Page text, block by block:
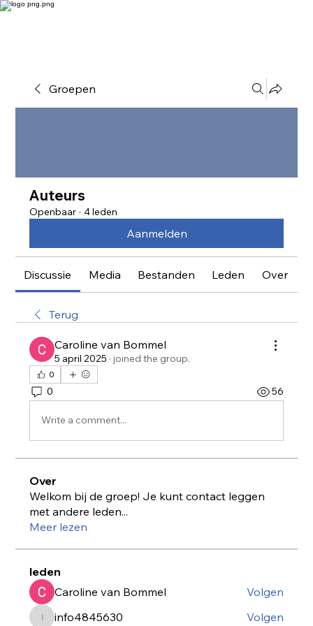
Groepen
Auteurs
Openbaar · 4 leden
Aanmelden
Discussie Media Bestanden Leden Over
Terug
Caroline van Bommel
5 april 2025 ·joined the group.
0
0 56
Write a comment...
Over
Welkom bij de groep! Je kunt contact leggen
met andere leden...
Meer lezen
leden
Caroline van Bommel
Volgen
info4845630
info4845630 Volgen